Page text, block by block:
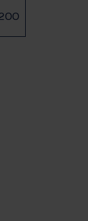
(Diese Option